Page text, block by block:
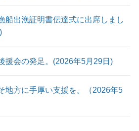
船出漁証明書伝達式に出席しまし
援会の発足。(2026年5月29日)
地方に手厚い支援を。（2026年5